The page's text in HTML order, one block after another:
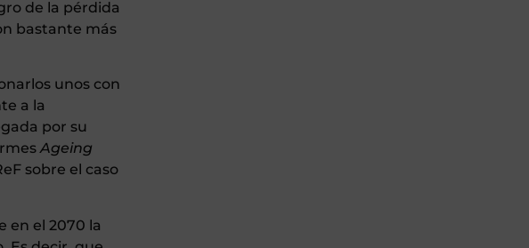
de la pérdida
bastante más
unos con
a la
por su
Ageing
sobre el caso
en el 2070 la